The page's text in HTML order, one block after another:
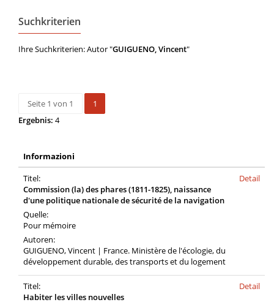
Suchkriterien
Ihre Suchkriterien: Autor "GUIGUENO, Vincent"
Seite 1 von 1
1
Ergebnis: 4
Informazioni
Titel:
Commission (la) des phares (1811-1825), naissance
d'une politique nationale de sécurité de la navigation
Quelle:
Pour mémoire
Autoren:
GUIGUENO, Vincent | France. Ministère de l'écologie, du
développement durable, des transports et du logement
Detail
Titel:
Habiter les villes nouvelles
Detail